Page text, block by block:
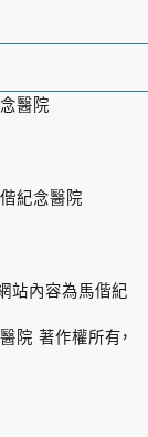
念醫院
偕紀念醫院
內容為馬偕紀
院 著作權所有，